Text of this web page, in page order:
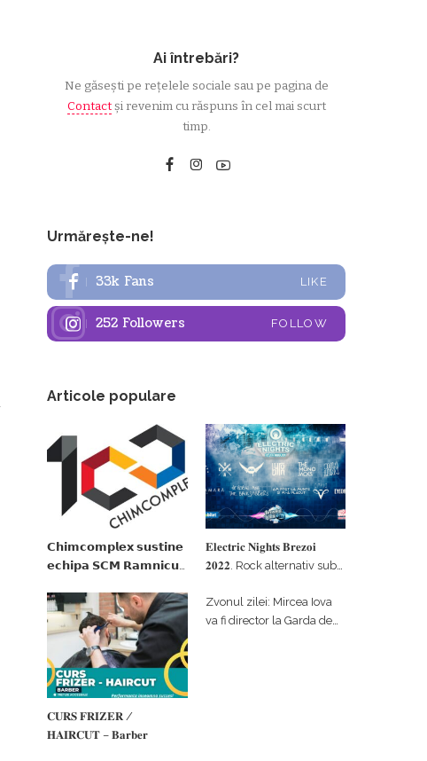
Ai întrebări?
Ne găsești pe rețelele sociale sau pe pagina de
Contactși revenim cu răspuns în cel mai scurt
timp.
Urmărește-ne!
33k Fans LIKE
252 Followers FOLLOW
Articole populare
𝗖𝗵𝗶𝗺𝗰𝗼𝗺𝗽𝗹𝗲𝘅 𝘀𝘂𝘀𝘁𝗶𝗻𝗲
𝗲𝗰𝗵𝗶𝗽𝗮 𝗦𝗖𝗠 𝗥𝗮𝗺𝗻𝗶𝗰𝘂
𝗽𝗮𝗿𝘁𝗲𝗻𝗲𝗿 𝗳𝗶𝗻𝗮𝗻𝘁𝗮𝘁𝗼𝗿
𝐄𝐥𝐞𝐜𝐭𝐫𝐢𝐜 𝐍𝐢𝐠𝐡𝐭𝐬 𝐁𝐫𝐞𝐳𝐨𝐢
𝟐𝟎𝟐𝟐. Rock alternativ sub
#𝐁𝐫𝐞𝐳𝐨𝐢𝐮𝐥𝐋𝐮𝐦𝐢𝐢
𝐂𝐔𝐑𝐒 𝐅𝐑𝐈𝐙𝐄𝐑 /
𝐇𝐀𝐈𝐑𝐂𝐔𝐓 – 𝐁𝐚𝐫𝐛𝐞𝐫
Zvonul zilei: Mircea Iova
va fi director la Garda de